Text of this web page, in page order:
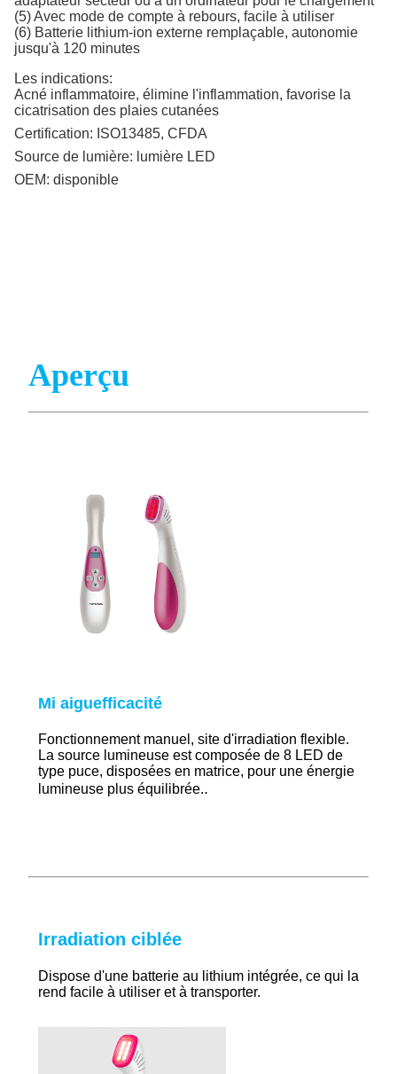
(5) Avec mode de compte à rebours, facile à utiliser
(6) Batterie lithium-ion externe remplaçable, autonomie
jusqu'à 120 minutes
Les indications:
Acné inflammatoire, élimine l'inflammation, favorise la
cicatrisation des plaies cutanées
Certification: ISO13485, CFDA
Source de lumière: lumière LED
OEM: disponible
Aperçu
Mi aiguefficacité
Fonctionnement manuel, site d'irradiation flexible.
La source lumineuse est composée de 8 LED de
type puce, disposées en matrice, pour une énergie
lumineuse plus équilibrée..
Irradiation ciblée
Dispose d'une batterie au lithium intégrée, ce qui la
rend facile à utiliser et à transporter.